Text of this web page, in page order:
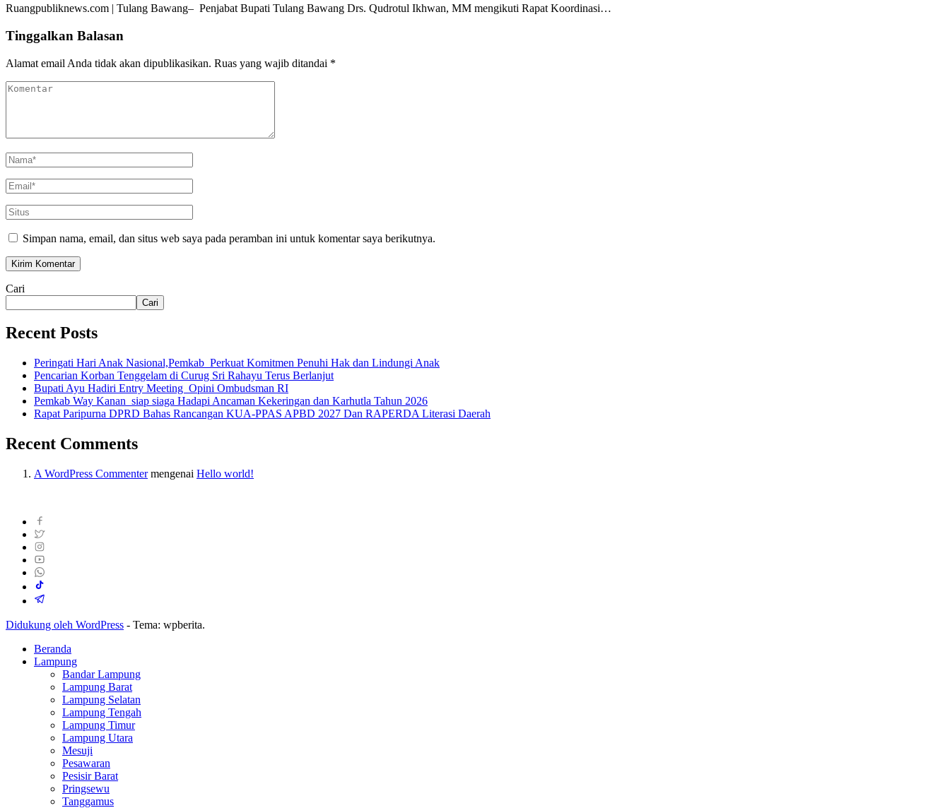
Ruangpubliknews.com | Tulang Bawang– Penjabat Bupati Tulang Bawang Drs. Qudrotul Ikhwan, MM mengikuti Rapat Koordinasi…
Tinggalkan Balasan
Alamat email Anda tidak akan dipublikasikan. Ruas yang wajib ditandai *
Simpan nama, email, dan situs web saya pada peramban ini untuk komentar saya berikutnya.
Cari
Cari
Recent Posts
Peringati Hari Anak Nasional,Pemkab Perkuat Komitmen Penuhi Hak dan Lindungi Anak
Pencarian Korban Tenggelam di Curug Sri Rahayu Terus Berlanjut
Bupati Ayu Hadiri Entry Meeting Opini Ombudsman RI
Pemkab Way Kanan siap siaga Hadapi Ancaman Kekeringan dan Karhutla Tahun 2026
Rapat Paripurna DPRD Bahas Rancangan KUA-PPAS APBD 2027 Dan RAPERDA Literasi Daerah
Recent Comments
A WordPress Commentermengenai Hello world!
Didukung oleh WordPress - Tema: wpberita.
Beranda
Lampung
Bandar Lampung
Lampung Barat
Lampung Selatan
Lampung Tengah
Lampung Timur
Lampung Utara
Mesuji
Pesawaran
Pesisir Barat
Pringsewu
Tanggamus